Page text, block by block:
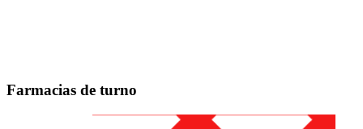
Farmacias de turno